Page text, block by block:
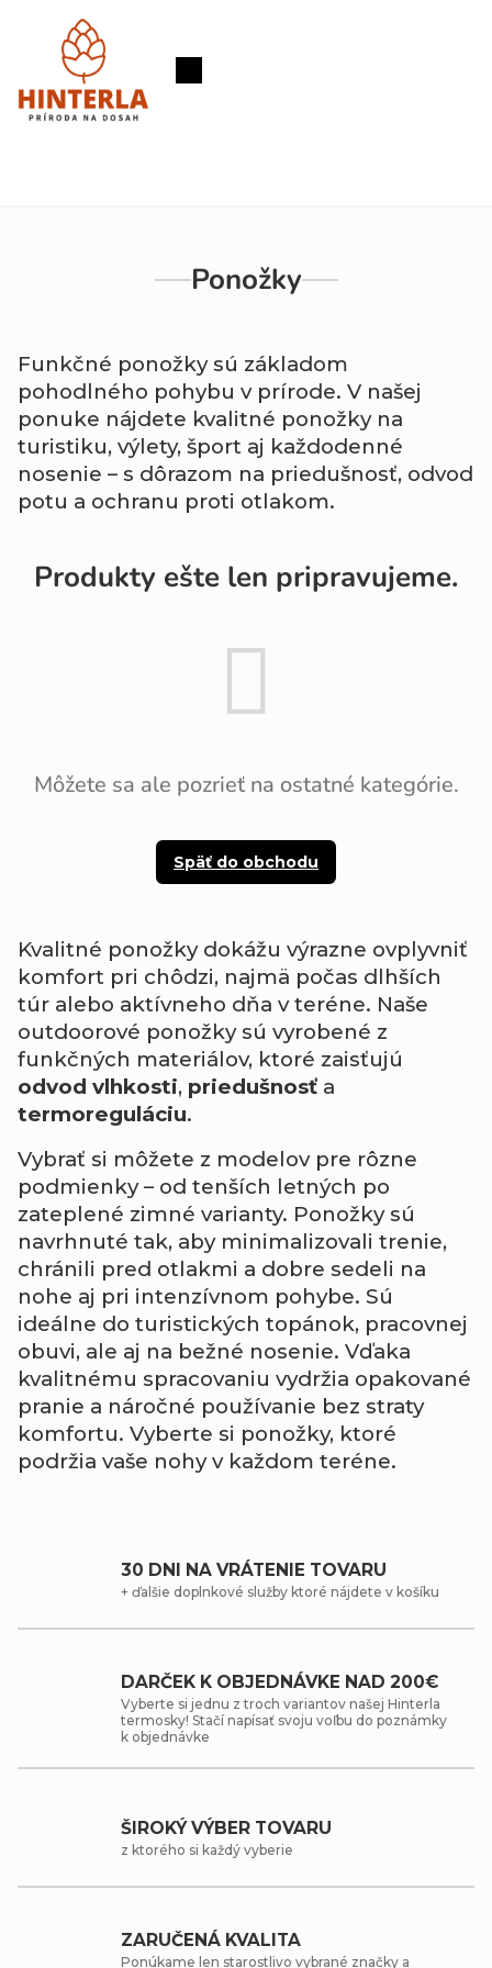
Nákupný
Ponožky
Funkčné ponožky sú základom
pohodlného pohybu v prírode. V našej
ponuke nájdete kvalitné ponožky na
turistiku, výlety, šport aj každodenné
nosenie – s dôrazom na priedušnosť, odvod
potu a ochranu proti otlakom.
Produkty ešte len pripravujeme.
Môžete sa ale pozrieť na ostatné kategórie.
Späť do obchodu
Kvalitné ponožky dokážu výrazne ovplyvniť
komfort pri chôdzi, najmä počas dlhších
túr alebo aktívneho dňa v teréne. Naše
outdoorové ponožky sú vyrobené z
funkčných materiálov, ktoré zaisťujú
odvod vlhkosti, priedušnosť a
termoreguláciu.
Vybrať si môžete z modelov pre rôzne
podmienky – od tenších letných po
zateplené zimné varianty. Ponožky sú
navrhnuté tak, aby minimalizovali trenie,
chránili pred otlakmi a dobre sedeli na
nohe aj pri intenzívnom pohybe. Sú
ideálne do turistických topánok, pracovnej
obuvi, ale aj na bežné nosenie. Vďaka
kvalitnému spracovaniu vydržia opakované
pranie a náročné používanie bez straty
komfortu. Vyberte si ponožky, ktoré
podržia vaše nohy v každom teréne.
30 DNI NA VRÁTENIE TOVARU
+ ďalšie doplnkové služby ktoré nájdete v košíku
DARČEK K OBJEDNÁVKE NAD 200€
Vyberte si jednu z troch variantov našej Hinterla
termosky! Stačí napísať svoju voľbu do poznámky
k objednávke
ŠIROKÝ VÝBER TOVARU
z ktorého si každý vyberie
ZARUČENÁ KVALITA
Ponúkame len starostlivo vybrané značky a